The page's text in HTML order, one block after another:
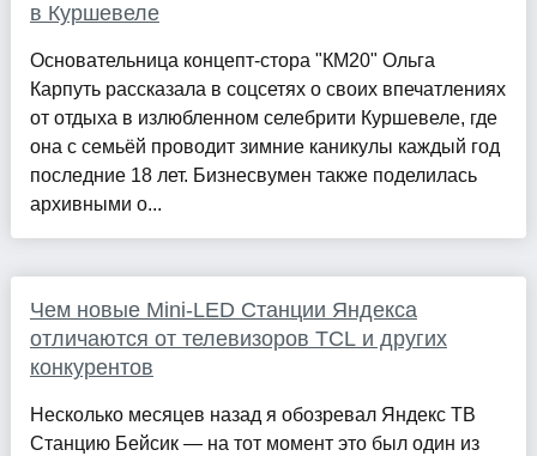
в Куршевеле
Основательница концепт-стора "КМ20" Ольга
Карпуть рассказала в соцсетях о своих впечатлениях
от отдыха в излюбленном селебрити Куршевеле, где
она с семьёй проводит зимние каникулы каждый год
последние 18 лет. Бизнесвумен также поделилась
архивными о...
Чем новые Mini-LED Станции Яндекса
отличаются от телевизоров TCL и других
конкурентов
Несколько месяцев назад я обозревал Яндекс ТВ
Станцию Бейсик — на тот момент это был один из